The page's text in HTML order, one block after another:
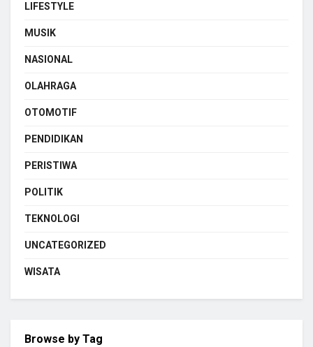
LIFESTYLE
MUSIK
NASIONAL
OLAHRAGA
OTOMOTIF
PENDIDIKAN
PERISTIWA
POLITIK
TEKNOLOGI
UNCATEGORIZED
WISATA
Browse by Tag